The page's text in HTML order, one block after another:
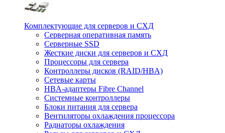
Комплектующие для серверов и СХД
Серверная оперативная память
Серверные SSD
Жесткие диски для серверов и СХД
Процессоры для сервера
Контроллеры дисков (RAID/HBA)
Сетевые карты
HBA-адаптеры Fibre Channel
Системные контроллеры
Блоки питания для сервера
Вентиляторы охлаждения процессора
Радиаторы охлаждения